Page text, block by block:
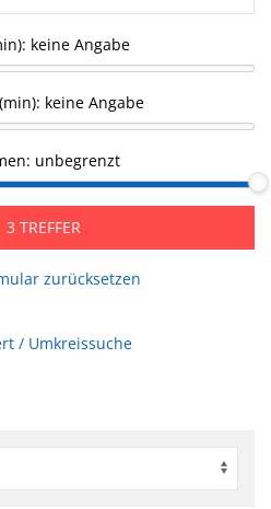
keine Angabe
keine Angabe
unbegrenzt
3 TREFFER
zurücksetzen
/ Umkreissuche